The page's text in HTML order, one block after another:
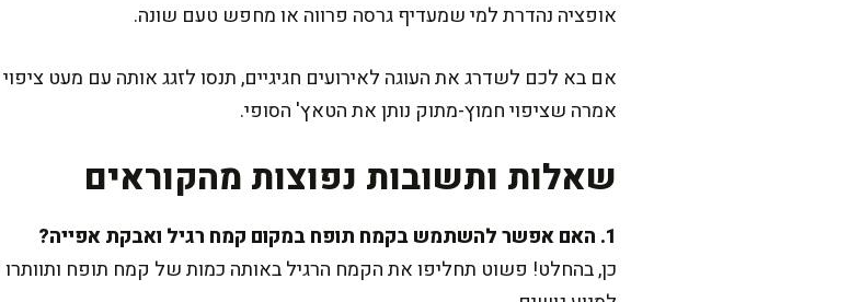
אופציה נהדרת למי שמעדיף גרסה פרווה או מחפש טעם שונה.
אם בא לכם לשדרג את העוגה לאירועים חגיגיים, תנסו לזגג אותה עם מעט
אמרה שציפוי חמוץ-מתוק נותן את הטאץ' הסופי.
שאלות ותשובות נפוצות מהקוראים
1. האם אפשר להשתמש בקמח תופח במקום קמח רגיל ואבקת אפייה?
כן, בהחלט! פשוט תחליפו את הקמח הרגיל באותה כמות של קמח תופח ותוותרו